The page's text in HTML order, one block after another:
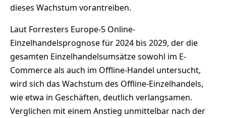
dieses Wachstum vorantreiben.
Laut Forresters Europe-5 Online-
Einzelhandelsprognose für 2024 bis 2029, der die
gesamten Einzelhandelsumsätze sowohl im E-
Commerce als auch im Offline-Handel untersucht,
wird sich das Wachstum des Offline-Einzelhandels,
wie etwa in Geschäften, deutlich verlangsamen.
Verglichen mit einem Anstieg unmittelbar nach der